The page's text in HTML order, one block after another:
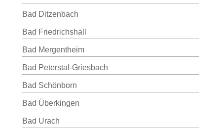
Bad Ditzenbach
Bad Friedrichshall
Bad Mergentheim
Bad Peterstal-Griesbach
Bad Schönborn
Bad Überkingen
Bad Urach